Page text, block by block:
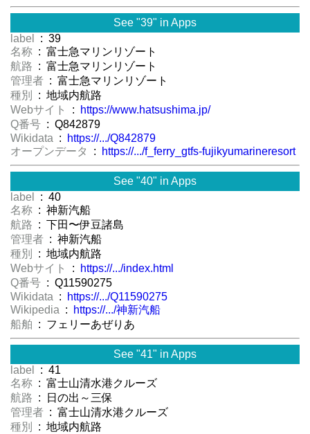
See "39" in Apps
label
: 39
名称 : 富士急マリンリゾート
航路 : 富士急マリンリゾート
管理者 : 富士急マリンリゾート
種別
: 地域内航路
Webサイト
:
https://www.hatsushima.jp/
Q番号 : Q842879
Wikidata :
https://.../Q842879
オープンデータ
: https://.../f_ferry_gtfs-fujikyumarineresort
See "40" in Apps
label
: 40
名称 : 神新汽船
航路 : 下田〜伊豆諸島
管理者 : 神新汽船
種別
: 地域内航路
Webサイト
:
https://.../index.html
Q番号 : Q11590275
Wikidata :
https://.../Q11590275
Wikipedia :
https://.../神新汽船
船舶 : フェリーあぜりあ
See "41" in Apps
label
: 41
名称 : 富士山清水港クルーズ
航路 : 日の出～三保
管理者 : 富士山清水港クルーズ
種別
: 地域内航路